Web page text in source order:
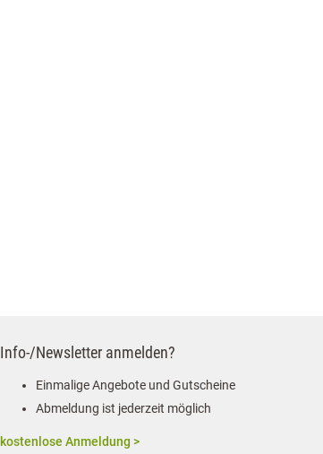
Info-/Newsletter anmelden?
Einmalige Angebote und Gutscheine
Abmeldung ist jederzeit möglich
kostenlose Anmeldung >